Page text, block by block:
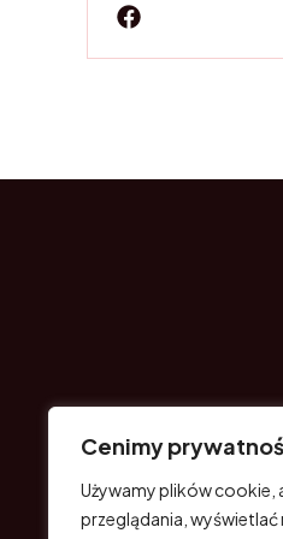
Cenimy
Używamy plików cookie,
przeglądania,